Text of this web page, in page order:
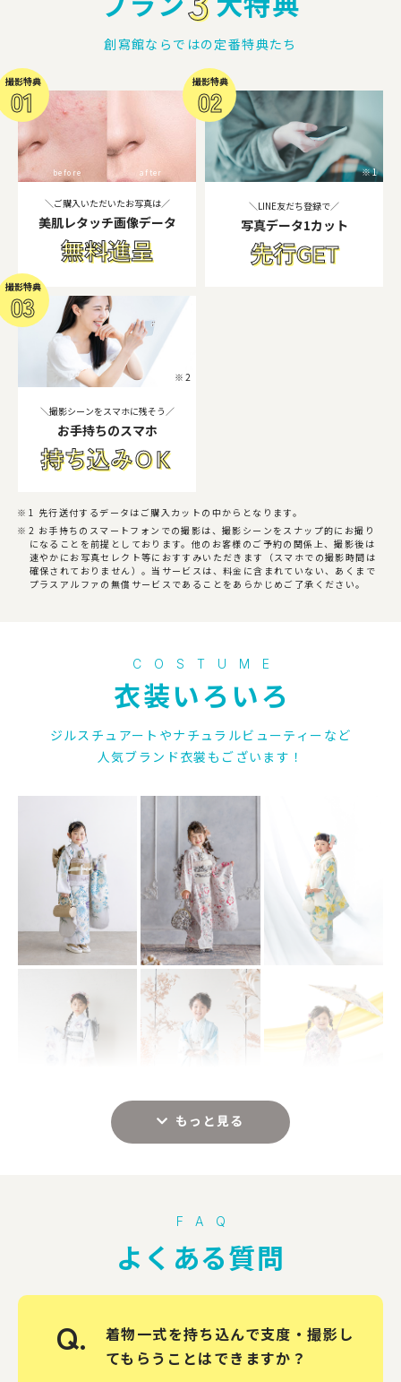
創寫館ならではの定番特典たち
before after
＼ご購入いただいたお写真は／
美肌レタッチ画像データ
無料進呈
※1
＼LINE友だち登録で／
写真データ1カット
先行GET
※2
＼撮影シーンをスマホに残そう／
お手持ちのスマホ
持ち込みＯＫ
1 先行送付するデータはご購入カットの中からとなります。
2 お手持ちのスマートフォンでの撮影は、撮影シーンをスナップ的にお撮り
になることを前提としております。他のお客様のご予約の関係上、撮影後は
速やかにお写真セレクト等におすすみいただきます（スマホでの撮影時間は
確保されておりません）。当サービスは、料金に含まれていない、あくまで
プラスアルファの無償サービスであることをあらかじめご了承ください。
COSTUME
衣装いろいろ
ジルスチュアートやナチュラルビューティーなど
人気ブランド衣裳もございます！
FAQ
よくある質問
Q.
着物一式を持ち込んで支度・撮影し
てもらうことはできますか？